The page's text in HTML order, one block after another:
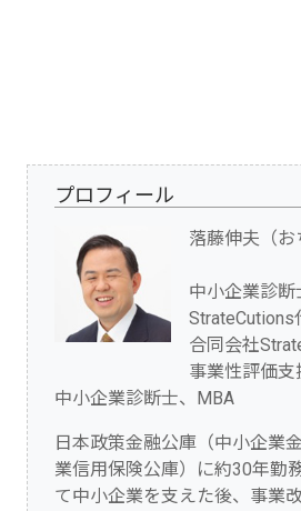
プロフィール
落藤伸夫（お
中小企業診断
StrateCutions
合同会社
事業性評価
中小企業診断士、MBA
日本政策金融公庫（中小企業
業信用保険公庫）に約30年勤
て中小企業を支えた後、事業